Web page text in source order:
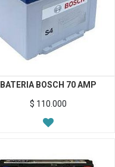
BATERIA BOSCH 70 AMP
$ 110.000